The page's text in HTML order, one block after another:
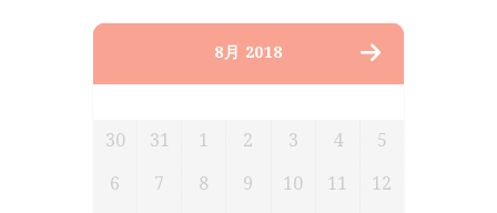
8月 2018
30 31 1 2 3 4 5
6 7 8 9 10 11 12